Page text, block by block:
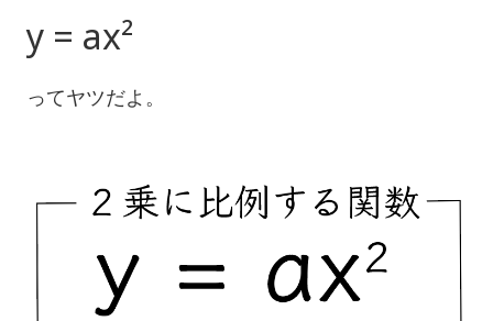
y = ax²
ってヤツだよ。